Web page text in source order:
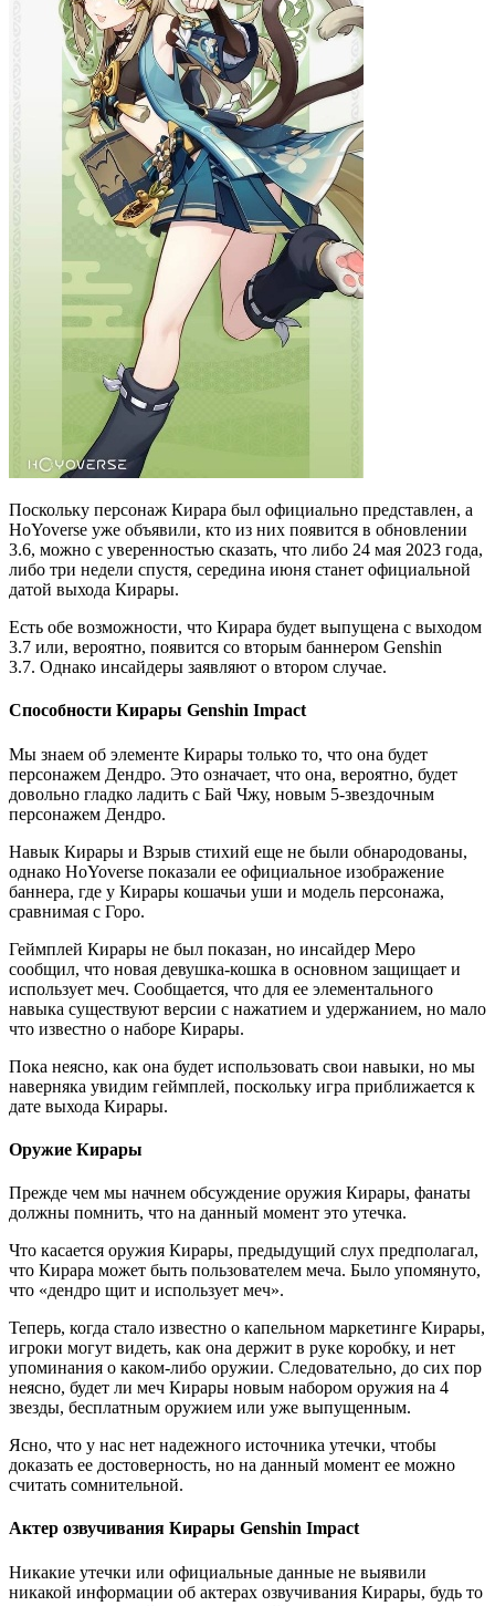
Поскольку персонаж Кирара был официально представлен, а
HoYoverse уже объявили, кто из них появится в обновлении
3.6, можно с уверенностью сказать, что либо 24 мая 2023 года,
либо три недели спустя, середина июня станет официальной
датой выхода Кирары.
Есть обе возможности, что Кирара будет выпущена с выходом
3.7 или, вероятно, появится со вторым баннером Genshin
3.7. Однако инсайдеры заявляют о втором случае.
Способности Кирары Genshin Impact
Мы знаем об элементе Кирары только то, что она будет
персонажем Дендро. Это означает, что она, вероятно, будет
довольно гладко ладить с Бай Чжу, новым 5-звездочным
персонажем Дендро.
Навык Кирары и Взрыв стихий еще не были обнародованы,
однако HoYoverse показали ее официальное изображение
баннера, где у Кирары кошачьи уши и модель персонажа,
сравнимая с Горо.
Геймплей Кирары не был показан, но инсайдер Меро
сообщил, что новая девушка-кошка в основном защищает и
использует меч. Сообщается, что для ее элементального
навыка существуют версии с нажатием и удержанием, но мало
что известно о наборе Кирары.
Пока неясно, как она будет использовать свои навыки, но мы
наверняка увидим геймплей, поскольку игра приближается к
дате выхода Кирары.
Оружие Кирары
Прежде чем мы начнем обсуждение оружия Кирары, фанаты
должны помнить, что на данный момент это утечка.
Что касается оружия Кирары, предыдущий слух предполагал,
что Кирара может быть пользователем меча. Было упомянуто,
что «дендро щит и использует меч».
Теперь, когда стало известно о капельном маркетинге Кирары,
игроки могут видеть, как она держит в руке коробку, и нет
упоминания о каком-либо оружии. Следовательно, до сих пор
неясно, будет ли меч Кирары новым набором оружия на 4
звезды, бесплатным оружием или уже выпущенным.
Ясно, что у нас нет надежного источника утечки, чтобы
доказать ее достоверность, но на данный момент ее можно
считать сомнительной.
Актер озвучивания Кирары Genshin Impact
Никакие утечки или официальные данные не выявили
никакой информации об актерах озвучивания Кирары, будь то